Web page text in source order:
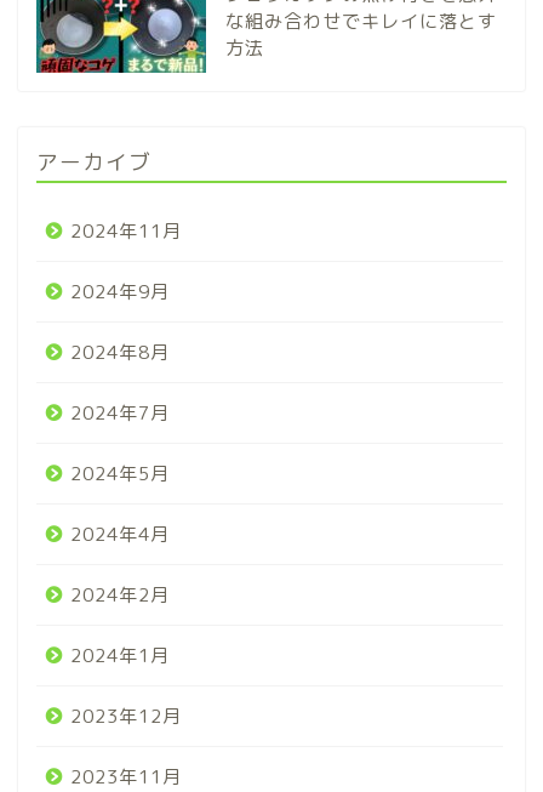
な組み合わせでキレイに落とす
方法
アーカイブ
2024年11月
2024年9月
2024年8月
2024年7月
2024年5月
2024年4月
2024年2月
2024年1月
2023年12月
2023年11月